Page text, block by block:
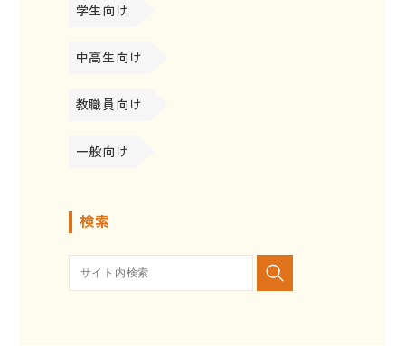
学生向け
中高生向け
教職員向け
一般向け
検索